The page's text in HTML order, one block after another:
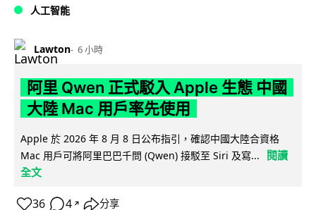
人工智能
Lawton 6 小時
阿里 Qwen 正式駁入 Apple 生態 中國
大陸 Mac 用戶率先使用
Apple 於 2026 年 8 月 8 日公布指引，確認中國大陸合資格
Mac 用戶可將阿里巴巴千問 (Qwen) 接駁至 Siri 及寫...
閱讀
全文
36 4 ↗ 分享